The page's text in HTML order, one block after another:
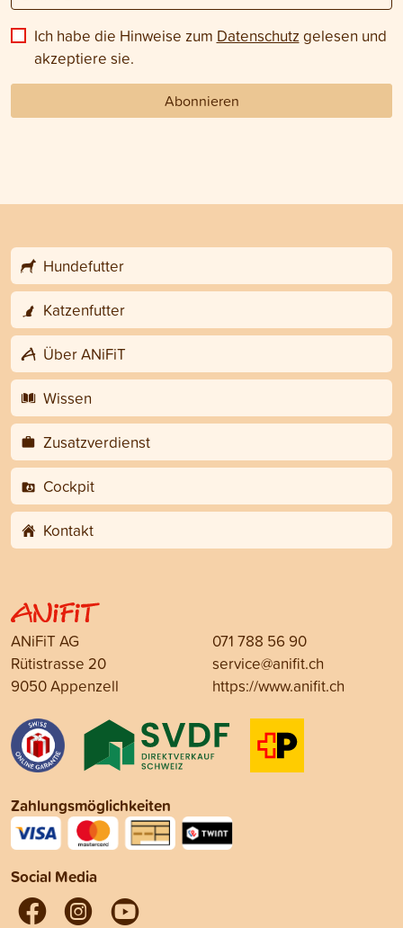
Ich habe die Hinweise zum Datenschutz gelesen und
akzeptiere sie.
Abonnieren
Hundefutter
Katzenfutter
Über ANiFiT
Wissen
Zusatzverdienst
Cockpit
Kontakt
ANiFiT AG
Rütistrasse 20
9050 Appenzell
071 788 56 90
service@anifit.ch
https://www.anifit.ch
Zahlungsmöglichkeiten
Social Media